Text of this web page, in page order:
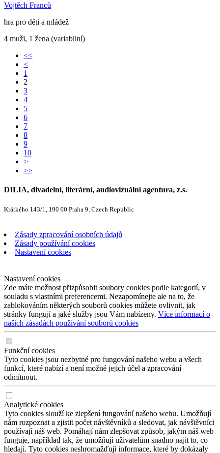
Vojtěch Franců
hra pro děti a mládež
4 muži, 1 žena (variabilní)
<<
<
1
2
3
4
5
6
7
8
9
10
>
>>
DILIA, divadelní, literární, audiovizuální agentura, z.s.
Krátkého 143/1, 190 00 Praha 9, Czech Republic
Zásady zpracování osobních údajů
Zásady používání cookies
Nastavení cookies
Nastavení cookies
Zde máte možnost přizpůsobit soubory cookies podle kategorií, v
souladu s vlastními preferencemi. Nezapomínejte ale na to, že
zablokováním některých souborů cookies můžete ovlivnit, jak
stránky fungují a jaké služby jsou Vám nabízeny. Více informací o
našich zásadách používání souborů cookies
Funkční cookies
Tyto cookies jsou nezbytné pro fungování našeho webu a všech
funkcí, které nabízí a není možné jejich účel a zpracování
odmítnout.
Analytické cookies
Tyto cookies slouží ke zlepšení fungování našeho webu. Umožňují
nám rozpoznat a zjistit počet návštěvníků a sledovat, jak návštěvníci
používají náš web. Pomáhají nám zlepšovat způsob, jakým náš web
funguje, například tak, že umožňují uživatelům snadno najít to, co
hledají. Tyto cookies neshromažďují informace, které by dokázaly